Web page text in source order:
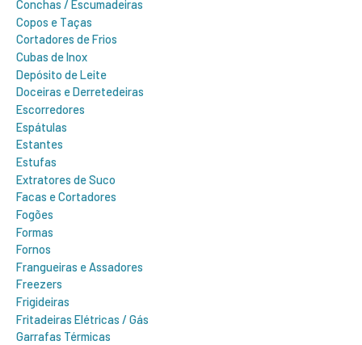
Conchas / Escumadeiras
Copos e Taças
Cortadores de Frios
Cubas de Inox
Depósito de Leite
Doceiras e Derretedeiras
Escorredores
Espátulas
Estantes
Estufas
Extratores de Suco
Facas e Cortadores
Fogões
Formas
Fornos
Frangueiras e Assadores
Freezers
Frigideiras
Fritadeiras Elétricas / Gás
Garrafas Térmicas